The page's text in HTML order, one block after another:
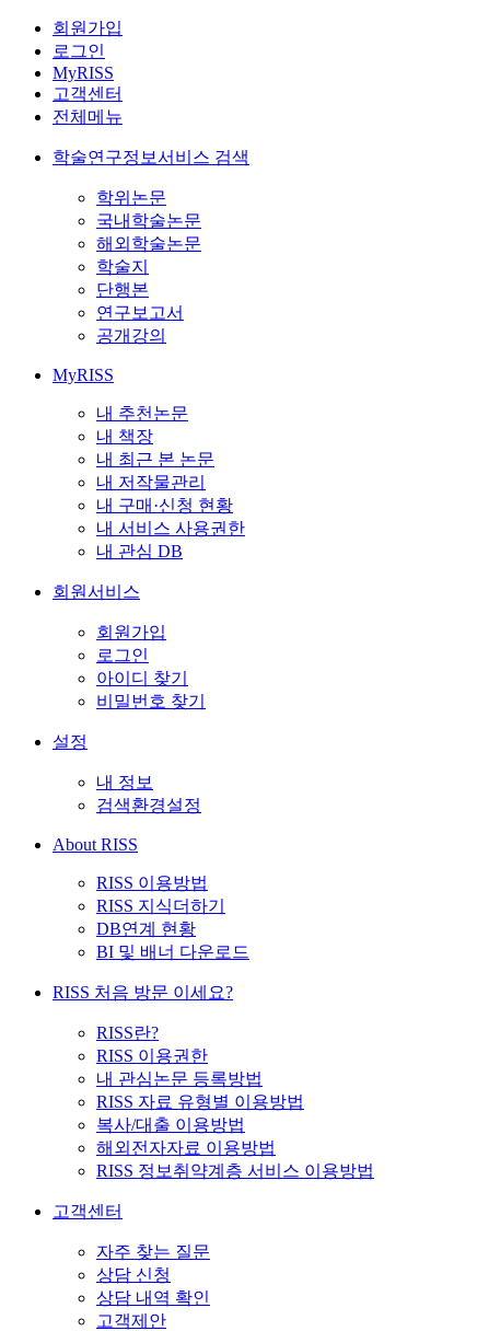
회원가입
로그인
MyRISS
고객센터
전체메뉴
학술연구정보서비스 검색
학위논문
국내학술논문
해외학술논문
학술지
단행본
연구보고서
공개강의
MyRISS
내 추천논문
내 책장
내 최근 본 논문
내 저작물관리
내 구매·신청 현황
내 서비스 사용권한
내 관심 DB
회원서비스
회원가입
로그인
아이디 찾기
비밀번호 찾기
설정
내 정보
검색환경설정
About RISS
RISS 이용방법
RISS 지식더하기
DB연계 현황
BI 및 배너 다운로드
RISS 처음 방문 이세요?
RISS란?
RISS 이용권한
내 관심논문 등록방법
RISS 자료 유형별 이용방법
복사/대출 이용방법
해외전자자료 이용방법
RISS 정보취약계층 서비스 이용방법
고객센터
자주 찾는 질문
상담 신청
상담 내역 확인
고객제안